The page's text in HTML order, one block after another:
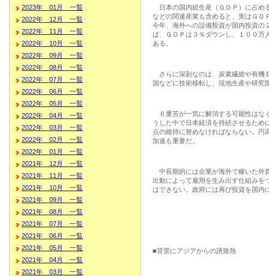
2023年 01月 一覧
2022年 12月 一覧
2022年 11月 一覧
2022年 10月 一覧
2022年 09月 一覧
2022年 08月 一覧
2022年 07月 一覧
2022年 06月 一覧
2022年 05月 一覧
2022年 04月 一覧
2022年 03月 一覧
2022年 02月 一覧
2022年 01月 一覧
2021年 12月 一覧
2021年 11月 一覧
2021年 10月 一覧
2021年 09月 一覧
2021年 08月 一覧
2021年 07月 一覧
2021年 06月 一覧
2021年 05月 一覧
2021年 04月 一覧
2021年 03月 一覧
日本の国内総生産（ＧＤＰ）に占め
などの関連産業も含めると、実はＧＤ
今年、海外への設備投資が国内投資の
ば、ＧＤＰは３％ダウンし、１００万
ある。
さらに深刻なのは、炭素繊維や有機
国などに技術移転し、現地生産や研
６重苦が一気に解消する可能性はな
うした中で日本経済を持続させるた
点の維持に努めなければならない。円
加速も重要だ。
中長期的には企業が海外で稼いた外
出動によって雇用を生み出す仕組みを
はできない。政府には再び投資を国内
■背景にアジアからの誘致熱